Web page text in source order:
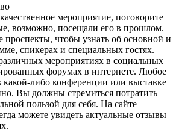
мероприятие, поговорите
возможно, посещали его в прошлом.
проспекты, чтобы узнать об основной и
спикерах и специальных гостях.
мероприятиях в социальных
форумах в интернете. Любое
какой-либо конференции или выставке
Вы должны стремиться потратить
пользой для себя. На сайте
можете увидеть актуальные отзывы